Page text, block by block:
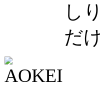
し
だ